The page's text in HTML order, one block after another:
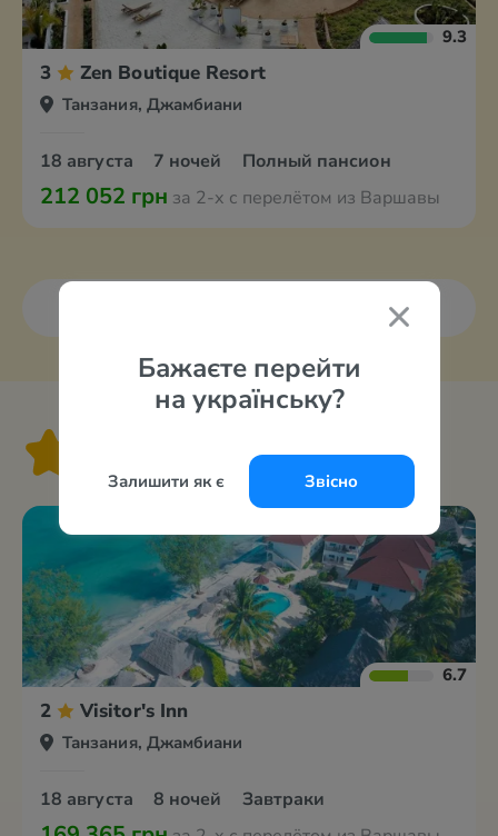
Бажаєте перейти
на українську?
Залишити як є Звісно
9.3
3 Zen Boutique Resort
Танзания, Джамбиани
18 августа 7 ночей Полный пансион
212 052 грн за 2-х с перелётом из Варшавы
2 звезды
6.7
2 Visitor's Inn
Танзания, Джамбиани
18 августа 8 ночей Завтраки